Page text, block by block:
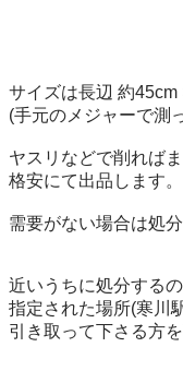
サイズは長辺 約45cm
(手元のメジャーで測
ヤスリなどで削れば
格安にて出品します。
需要がない場合は処
近いうちに処分する
指定された場所(寒川
引き取って下さる方を